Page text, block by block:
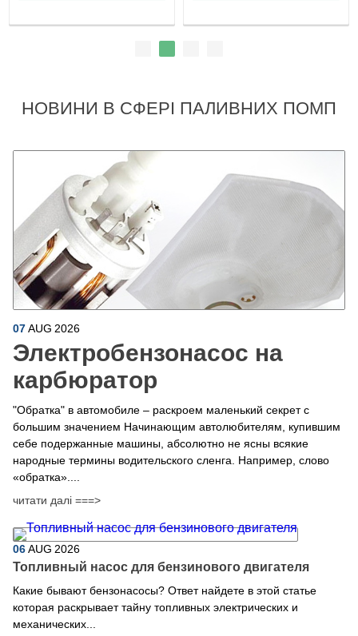
НОВИНИ В СФЕРІ ПАЛИВНИХ ПОМП
07AUG 2026
Электробензонасос на
карбюратор
"Обратка" в автомобиле – раскроем маленький секрет с
большим значением Начинающим автолюбителям, купившим
себе подержанные машины, абсолютно не ясны всякие
народные термины водительского сленга. Например, слово
«обратка»....
читати далі ===>
06AUG 2026
Топливный насос для бензинового двигателя
Какие бывают бензонасосы? Ответ найдете в этой статье
которая раскрывает тайну топливных электрических и
механических...